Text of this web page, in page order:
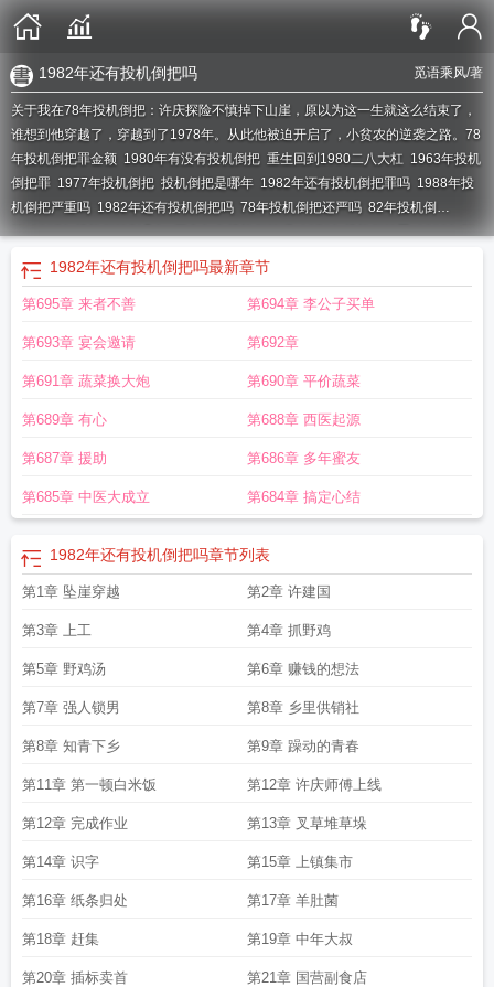
觅语乘风/著
1982年还有投机倒把吗
关于我在78年投机倒把：许庆探险不慎掉下山崖，原以为这一生就这么结束了，
谁想到他穿越了，穿越到了1978年。从此他被迫开启了，小贫农的逆袭之路。 78
年投机倒把罪金额 1980年有没有投机倒把 重生回到1980二八大杠 1963年投机
倒把罪 1977年投机倒把 投机倒把是哪年 1982年还有投机倒把罪吗 1988年投
机倒把严重吗 1982年还有投机倒把吗 78年投机倒把还严吗 82年投机倒
把1987年投机倒把判几年五七年有投机倒把吗1978年投机倒把罪1982年打
80年投机倒把 八几年打击投机倒把
投机倒把罪吗
倒把1980年还有投机倒把罪吗 1978年还打击投机倒把吗77年投机倒把
把1980年投机倒把 1978年投机倒把还打吗 1990年投机倒把罪
把案1983年有抓投机倒把吗 1984年还抓投机倒把么1985年算不算投机倒
还有投机倒把罪吗
1960年有投机倒把罪吗?1985年投机倒把还严重吗
投机倒把1982年投机倒把 1976年投机倒把怎么判 1994年还查投机倒把吗
TXT
1982年还有投机倒把吗最新章节
第695章 来者不善 第694章 李公子买单
第693章 宴会邀请 第692章
第691章 蔬菜换大炮 第690章 平价蔬菜
第689章 有心 第688章 西医起源
第687章 援助 第686章 多年蜜友
第685章 中医大成立 第684章 搞定心结
1982年还有投机倒把吗章节列表
第1章 坠崖穿越 第2章 许建国
第3章 上工 第4章 抓野鸡
第5章 野鸡汤 第6章 赚钱的想法
第7章 强人锁男 第8章 乡里供销社
第8章 知青下乡 第9章 躁动的青春
第11章 第一顿白米饭 第12章 许庆师傅上线
第12章 完成作业 第13章 叉草堆草垛
第14章 识字 第15章 上镇集市
第16章 纸条归处 第17章 羊肚菌
第18章 赶集 第19章 中年大叔
第20章 插标卖首 第21章 国营副食店